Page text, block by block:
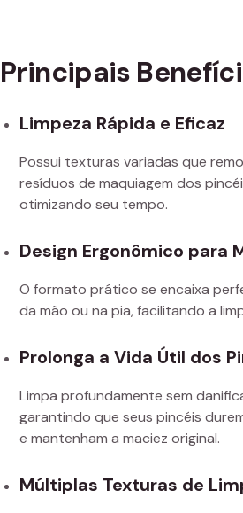
Principais
Limpeza Rápida e Eficaz
Possui texturas variadas que
resíduos de maquiagem dos
otimizando seu tempo.
Design Ergonômico para
O formato prático se encaixa
da mão ou na pia, facilitando a
Prolonga a Vida Útil dos
Limpa profundamente sem
garantindo que seus pincéis
e mantenham a maciez original.
Múltiplas Texturas de